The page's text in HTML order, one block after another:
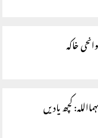
خاکہ
کچھ یادیں